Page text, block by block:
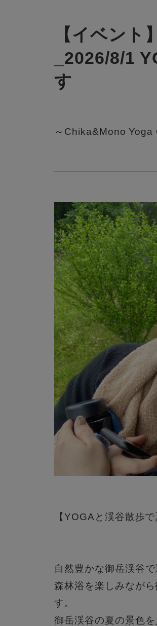
【イベント
_2026/8/1
す
～Chika&Mono Yoga
【YOGAと渓谷散歩
自然豊かな御岳渓谷
森林浴を楽しみなが
す。
御岳渓谷の夏の景色